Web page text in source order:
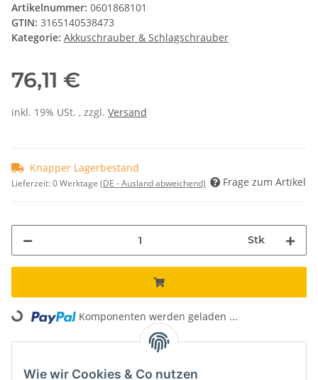
Artikelnummer: 0601868101
GTIN: 3165140538473
Kategorie: Akkuschrauber & Schlagschrauber
76,11 €
inkl. 19% USt. , zzgl. Versand
Knapper Lagerbestand
Lieferzeit:0 Werktage (DE - Ausland abweichend) Frage zum Artikel
Stk
Loading... Komponenten werden geladen ...
Wie wir Cookies & Co nutzen